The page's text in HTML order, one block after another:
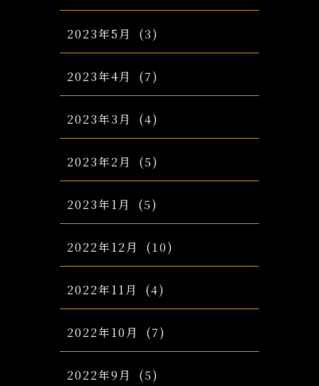
2023年5月 (3)
2023年4月 (7)
2023年3月 (4)
2023年2月 (5)
2023年1月 (5)
2022年12月 (10)
2022年11月 (4)
2022年10月 (7)
2022年9月 (5)